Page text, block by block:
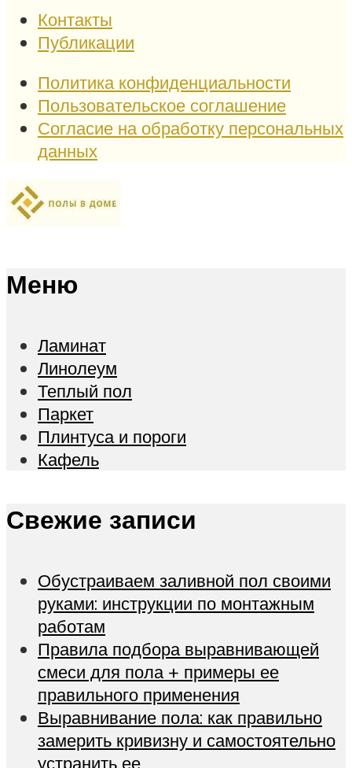
Контакты
Публикации
Политика конфиденциальности
Пользовательское соглашение
Согласие на обработку персональных
данных
Меню
Ламинат
Линолеум
Теплый пол
Паркет
Плинтуса и пороги
Кафель
Свежие записи
Обустраиваем заливной пол своими
руками: инструкции по монтажным
работам
Правила подбора выравнивающей
смеси для пола + примеры ее
правильного применения
Выравнивание пола: как правильно
замерить кривизну и самостоятельно
устранить ее